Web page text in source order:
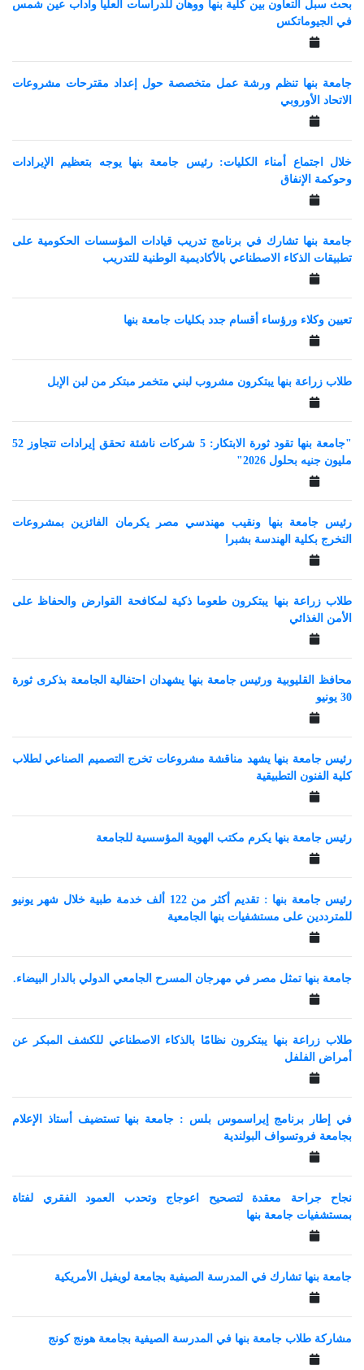
بحث سبل التعاون بين كلية بنها ووهان للدراسات العليا وآداب عين شمس
في الجيوماتكس
جامعة بنها تنظم ورشة عمل متخصصة حول إعداد مقترحات مشروعات
الاتحاد الأوروبي
خلال اجتماع أمناء الكليات: رئيس جامعة بنها يوجه بتعظيم الإيرادات
وحوكمة الإنفاق
جامعة بنها تشارك في برنامج تدريب قيادات المؤسسات الحكومية على
تطبيقات الذكاء الاصطناعي بالأكاديمية الوطنية للتدريب
تعيين وكلاء ورؤساء أقسام جدد بكليات جامعة بنها
طلاب زراعة بنها يبتكرون مشروب لبني متخمر مبتكر من لبن الإبل
"جامعة بنها تقود ثورة الابتكار: 5 شركات ناشئة تحقق إيرادات تتجاوز 52
مليون جنيه بحلول 2026"
رئيس جامعة بنها ونقيب مهندسي مصر يكرمان الفائزين بمشروعات
التخرج بكلية الهندسة بشبرا
طلاب زراعة بنها يبتكرون طعوما ذكية لمكافحة القوارض والحفاظ على
الأمن الغذائي
محافظ القليوبية ورئيس جامعة بنها يشهدان احتفالية الجامعة بذكرى ثورة
30 يونيو
رئيس جامعة بنها يشهد مناقشة مشروعات تخرج التصميم الصناعي لطلاب
كلية الفنون التطبيقية
رئيس جامعة بنها يكرم مكتب الهوية المؤسسية للجامعة
رئيس جامعة بنها : تقديم أكثر من 122 ألف خدمة طبية خلال شهر يونيو
للمترددين على مستشفيات بنها الجامعية
جامعة بنها تمثل مصر في مهرجان المسرح الجامعي الدولي بالدار البيضاء.
طلاب زراعة بنها يبتكرون نظامًا بالذكاء الاصطناعي للكشف المبكر عن
أمراض الفلفل
في إطار برنامج إيراسموس بلس : جامعة بنها تستضيف أستاذ الإعلام
بجامعة فروتسواف البولندية
نجاح جراحة معقدة لتصحيح اعوجاج وتحدب العمود الفقري لفتاة
بمستشفيات جامعة بنها
جامعة بنها تشارك في المدرسة الصيفية بجامعة لويفيل الأمريكية
مشاركة طلاب جامعة بنها في المدرسة الصيفية بجامعة هونج كونج